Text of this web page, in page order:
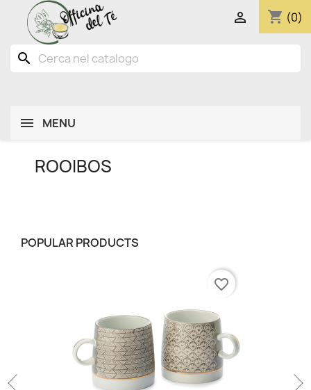
shopping_cart (0)

search
MENU
ROOIBOS
POPULAR PRODUCTS
favorite_border